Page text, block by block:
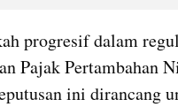
progresif dalam
Pajak Pertambahan
ini dirancang